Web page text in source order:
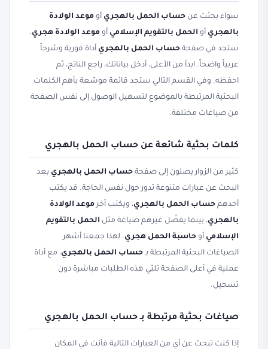
سواء بحثت عن حساب الحمل بالهجري أو موعد الولادة
بالهجري أو الحمل بالتقويم الإسلامي أو موعد الولادة هجري،
ستجد في صفحة حساب الحمل بالهجري أداة فورية وشرحاً
عربياً واضحاً. ابدأ من الأعلى، أدخل بياناتك، راجع الناتج، ثم
احفظه. وفي القسم التالي ستجد قائمة موسّعة بأهم الكلمات
البحثية المرتبطة بالموضوع لتسهيل الوصول إلى نفس الصفحة
من صياغات مختلفة.
كلمات بحثية شائعة عن حساب الحمل بالهجري
كثير من الزوار يصلون إلى صفحة حساب الحمل بالهجري بعد
البحث عن عبارات متنوعة تدور حول نفس الحاجة. قد يكتب
أحدهم حساب الحمل بالهجري، ويكتب آخرموعد الولادة
بالهجري، بينما يفضّل غيرهم صياغة مثل الحمل بالتقويم
الإسلامي أو حاسبة الحمل هجري. لهذا جمعنا أشهر
الصياغات البحثية المرتبطة بـ حساب الحمل بالهجري، مع أداة
عملية في أعلى الصفحة تلبّي هذه الطلبات مباشرة دون
تسجيل.
صياغات بحثية مرتبطة بـ حساب الحمل بالهجري
إذا كنت تبحث عن أي من العبارات التالية فأنت في المكان